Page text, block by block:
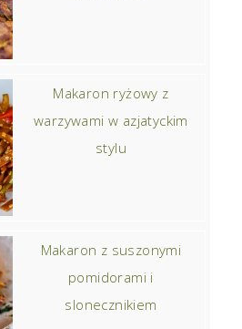
Makaron ryżowy z
warzywami w azjatyckim
stylu
Makaron z suszonymi
pomidorami i
slonecznikiem